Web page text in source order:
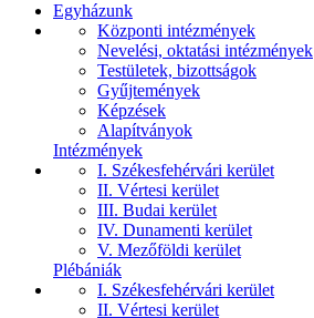
Egyházunk
Központi intézmények
Nevelési, oktatási intézmények
Testületek, bizottságok
Gyűjtemények
Képzések
Alapítványok
Intézmények
I. Székesfehérvári kerület
II. Vértesi kerület
III. Budai kerület
IV. Dunamenti kerület
V. Mezőföldi kerület
Plébániák
I. Székesfehérvári kerület
II. Vértesi kerület